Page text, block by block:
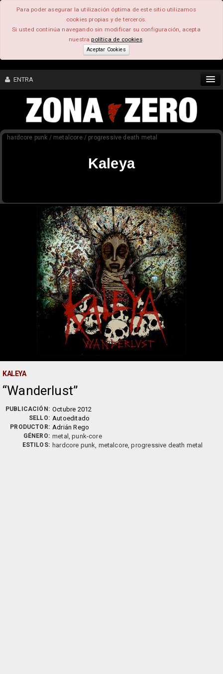
Para poder asegurar la utilización óptima de este sitio utilizamos
cookies propias y de terceros.
Si usted continúa navegando sin modificar su configuración, acepta
nuestrapolítica de cookies.
Aceptar Cookies
ENTRA
CONTENIDO
COMUNIDAD
hardcore punk / metalcore / progressive death metal
Kaleya
KALEYA
Wanderlust
PUBLICACIÓN: Octubre 2012
SELLO: Autoeditado
PRODUCTOR: Adrián Rego
GÉNERO: metal, punk-core
ESTILOS: hardcore punk, metalcore, progressive death metal